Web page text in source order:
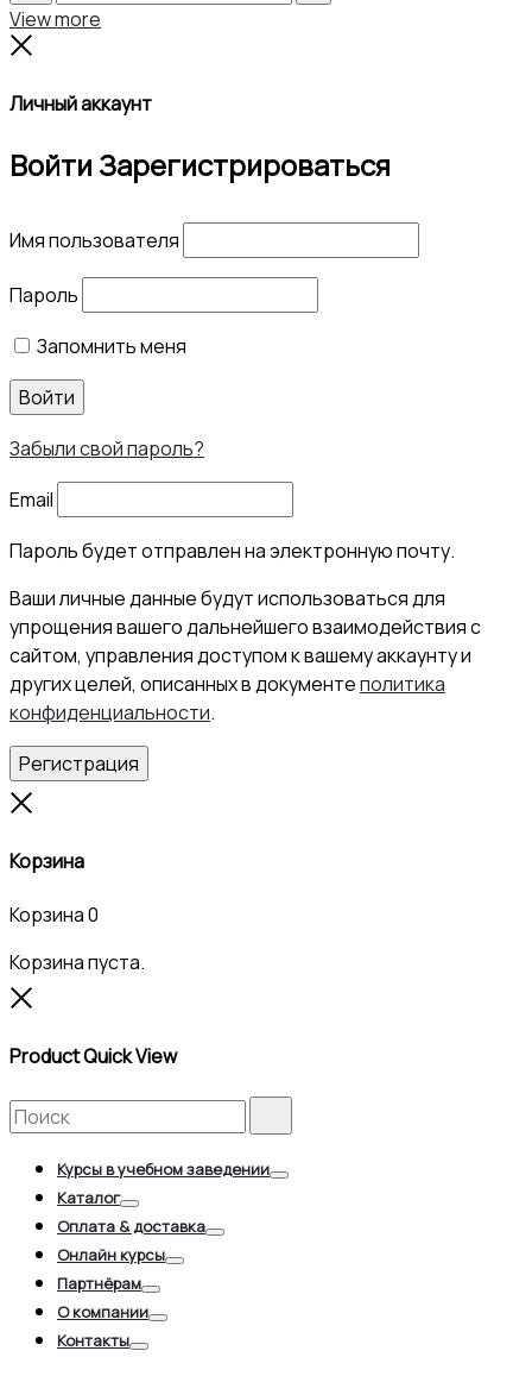
Search
View more
Личный аккаунт
ВойтиЗарегистрироваться
Имя пользователя
Пароль
Запомнить меня
Войти
Забыли свой пароль?
Email
Пароль будет отправлен на электронную почту.
Ваши личные данные будут использоваться для
упрощения вашего дальнейшего взаимодействия с
сайтом, управления доступом к вашему аккаунту и
других целей, описанных в документеполитика
конфиденциальности.
Регистрация
Корзина
Корзина0
Корзина пуста.
Product Quick View
Search
for:
Курсы в учебном заведении
Каталог
Toggle
Оплата & доставка
Онлайн курсы
Партнёрам
О компании
Контакты